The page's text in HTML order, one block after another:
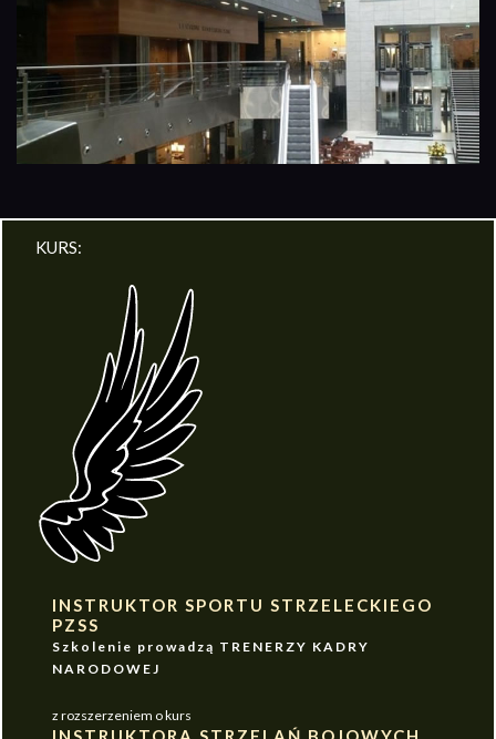
KURS:
INSTRUKTOR SPORTU STRZELECKIEGO
PZSS
Szkolenie prowadzą TRENERZY KADRY
NARODOWEJ
z rozszerzeniem o kurs